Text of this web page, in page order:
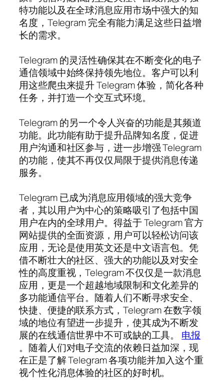
特功能以及在全球消息应用市场中强大的知
名度，Telegram 完全有能力满足这些日益增
长的需求。
Telegram 的灵活性确保其在不断变化的电子
通信领域中始终保持领先地位。客户可以利
用这些爬虫来提升 Telegram 体验，简化各种
任务，并打造一个交互式环境。
Telegram 的另一个令人兴奋的功能是其频道
功能。此功能有助于提升品牌知名度，促进
用户沟通和社区参与，进一步增强 Telegram
的功能，使其不再仅仅局限于提供消息传递
服务。
Telegram 已成为消息应用领域的强大竞争
者，其以用户为中心的策略吸引了包括中国
用户在内的全球用户。得益于 Telegram 官方
网站提供的全面资源，用户可以轻松访问该
应用，无论是使用英文还是中文语言包。凭
借不断壮大的社区、强大的功能以及对安全
性的高度重视，Telegram 不仅仅是一款消息
应用，更是一个超越地域限制和文化差异的
多功能通信平台。随着人们不断寻求安全、
快捷、便捷的联系方式，Telegram 在数字领
域的地位有望进一步提升，使其成为不断发
展的在线通信世界中不可或缺的工具。 电报
。随着人们对电子交流的依赖日益加深，现
在正是了解 Telegram 各项功能并加入这个重
视个性化消息体验的社区的好时机。